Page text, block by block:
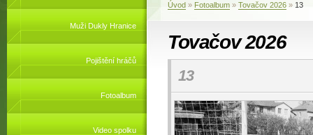
Muži Dukly Hranice
Pojištění hráčů
Fotoalbum
Video spolku
Úvod » Fotoalbum » Tovačov 2026 » 13
Tovačov 2026
13